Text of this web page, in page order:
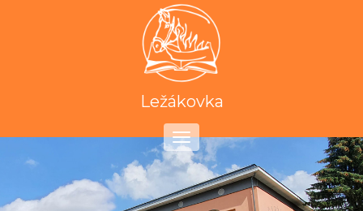
Ležákovka
Toggle
navigation